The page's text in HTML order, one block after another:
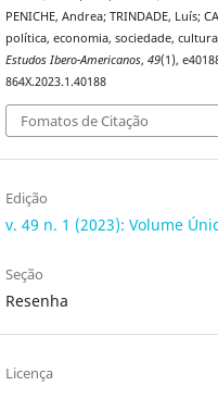
PENICHE, Andrea; TRINDADE, Luís;
política, economia, sociedade,
Estudos Ibero-Americanos, 49(1),
864X.2023.1.40188
Fomatos de Citação
Edição
v. 49 n. 1 (2023): Volume
Seção
Resenha
Licença